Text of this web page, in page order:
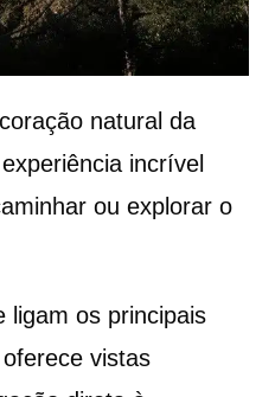
natural da
incrível
ou explorar o
ligam os principais
vistas